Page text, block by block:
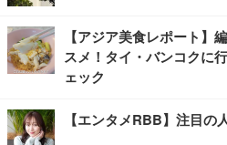
【アジア美食レポート】
スメ！タイ・バンコクに
ェック
【エンタメRBB】注目の